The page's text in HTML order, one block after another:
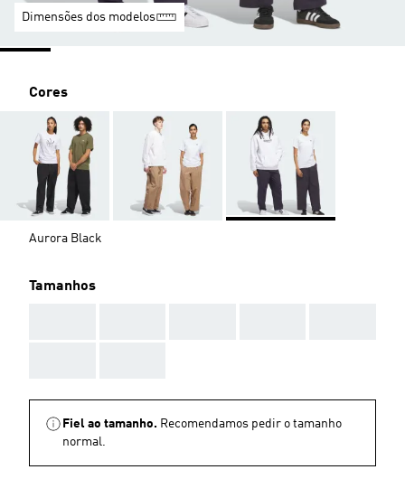
Dimensões dos modelos
Cores
Aurora Black
Tamanhos
Fiel ao tamanho. Recomendamos pedir o tamanho
normal.